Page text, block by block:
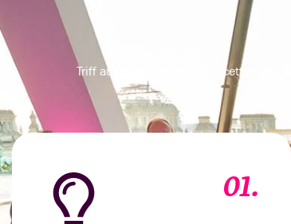
Triff auf Entscheider, die Facetten des
01.